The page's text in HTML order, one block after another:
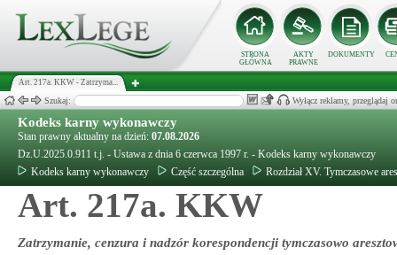
STRONA
GŁÓWNA
AKTY
PRAWNE
DOKUMENTY
Art. 217a. KKW - Zatrzyma...
Szukaj: Wyłącz reklamy, przeglądaj
Kodeks karny wykonawczy
Stan prawny aktualny na dzień: 07.08.2026
Dz.U.2025.0.911 t.j. - Ustawa z dnia 6 czerwca 1997 r. - Kodeks karny wykonawczy
Kodeks karny wykonawczy
Część szczególna Rozdział XV. Tymczasowe
Art. 217a. KKW
Zatrzymanie, cenzura i nadzór korespondencji tymczasowo